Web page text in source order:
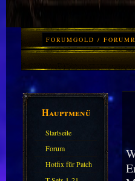
FORUMGOLD /
Hauptmenü
Startseite
Forum
Hotfix für Patch